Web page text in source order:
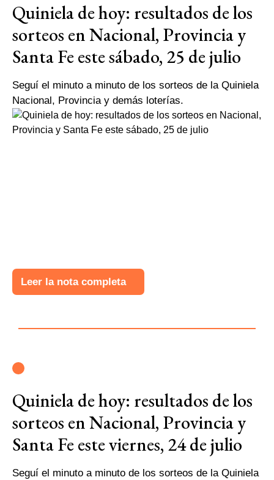
Quiniela de hoy: resultados de los
sorteos en Nacional, Provincia y
Santa Fe este sábado, 25 de julio
Seguí el minuto a minuto de los sorteos de la Quiniela
Nacional, Provincia y demás loterías.
Leer la nota completa
Quiniela de hoy: resultados de los
sorteos en Nacional, Provincia y
Santa Fe este viernes, 24 de julio
Seguí el minuto a minuto de los sorteos de la Quiniela